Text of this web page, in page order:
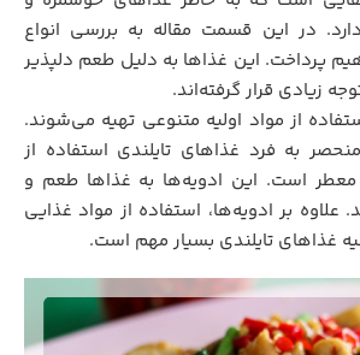
در این قسمت مقاله به بررسی انواع
پرداخت. این غذاها به دلیل طعم دلپذیر
زیادی قرار گرفته‌اند.
از مواد اولیه متنوعی تهیه می‌شوند.
به فرد غذاهای تایلندی استفاده از
است. این ادویه‌ها به غذاها طعم و
بر ادویه‌ها، استفاده از مواد غذایی
غذاهای تایلندی بسیار مهم است.